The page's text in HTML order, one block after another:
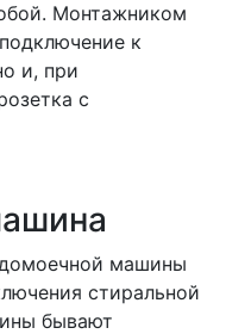
Монтажником
к
и, при
с
машины
стиральной
бывают